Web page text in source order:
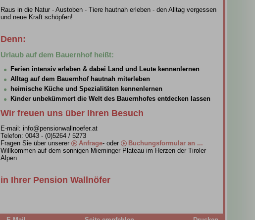
Raus in die Natur - Austoben - Tiere hautnah erleben - den Alltag vergessen
und neue Kraft schöpfen!
Denn:
Urlaub auf dem Bauernhof heißt:
Ferien intensiv erleben & dabei Land und Leute kennenlernen
Alltag auf dem Bauernhof hautnah miterleben
heimische Küche und Spezialitäten kennenlernen
Kinder unbekümmert die Welt des Bauernhofes entdecken lassen
Wir freuen uns über Ihren Besuch
E-mail: info@pensionwallnoefer.at
Telefon: 0043 - (0)5264 / 5273
Fragen Sie über unserer
Anfrage- oder
Buchungsformular an ...
Willkommen auf dem sonnigen Mieminger Plateau im Herzen der Tiroler
Alpen
in Ihrer Pension Wallnöfer